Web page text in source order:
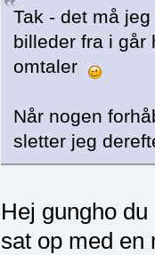
Tak - det må
billeder fra i går
omtaler
Når nogen
sletter jeg
Hej gungho
sat op med en